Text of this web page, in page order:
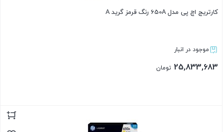
کارتریج اچ پی مدل 650A رنگ قرمز گرید A
موجود در انبار
25,833,683 تومان